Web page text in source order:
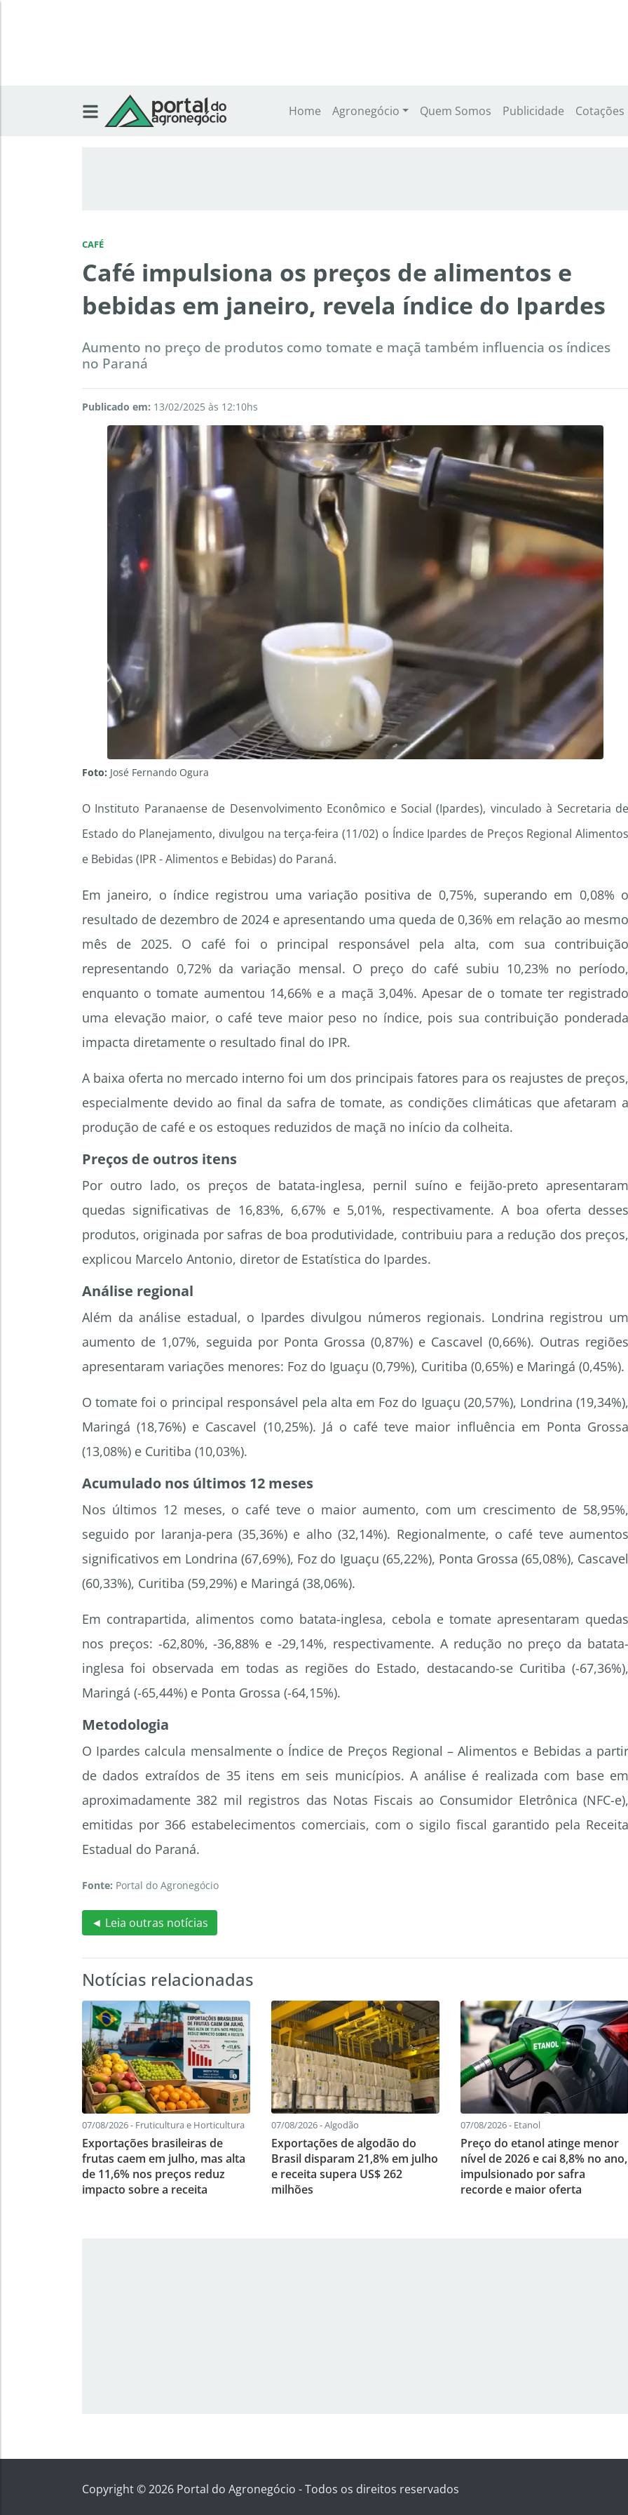
Home Agronegócio Quem Somos Publicidade Cotações
CAFÉ
Café impulsiona os preços de alimentos e
bebidas em janeiro, revela índice do Ipardes
Aumento no preço de produtos como tomate e maçã também influencia os índices
no Paraná
Publicado em: 13/02/2025 às 12:10hs
Foto: José Fernando Ogura
O Instituto Paranaense de Desenvolvimento Econômico e Social (Ipardes), vinculado à Secretaria de
Estado do Planejamento, divulgou na terça-feira (11/02) o Índice Ipardes de Preços Regional Alimentos
e Bebidas (IPR - Alimentos e Bebidas) do Paraná.
Em janeiro, o índice registrou uma variação positiva de 0,75%, superando em 0,08% o
resultado de dezembro de 2024 e apresentando uma queda de 0,36% em relação ao mesmo
mês de 2025. O café foi o principal responsável pela alta, com sua contribuição
representando 0,72% da variação mensal. O preço do café subiu 10,23% no período,
enquanto o tomate aumentou 14,66% e a maçã 3,04%. Apesar de o tomate ter registrado
uma elevação maior, o café teve maior peso no índice, pois sua contribuição ponderada
impacta diretamente o resultado final do IPR.
A baixa oferta no mercado interno foi um dos principais fatores para os reajustes de preços,
especialmente devido ao final da safra de tomate, as condições climáticas que afetaram a
produção de café e os estoques reduzidos de maçã no início da colheita.
Preços de outros itens
Por outro lado, os preços de batata-inglesa, pernil suíno e feijão-preto apresentaram
quedas significativas de 16,83%, 6,67% e 5,01%, respectivamente. A boa oferta desses
produtos, originada por safras de boa produtividade, contribuiu para a redução dos preços,
explicou Marcelo Antonio, diretor de Estatística do Ipardes.
Análise regional
Além da análise estadual, o Ipardes divulgou números regionais. Londrina registrou um
aumento de 1,07%, seguida por Ponta Grossa (0,87%) e Cascavel (0,66%). Outras regiões
apresentaram variações menores: Foz do Iguaçu (0,79%), Curitiba (0,65%) e Maringá (0,45%).
O tomate foi o principal responsável pela alta em Foz do Iguaçu (20,57%), Londrina (19,34%),
Maringá (18,76%) e Cascavel (10,25%). Já o café teve maior influência em Ponta Grossa
(13,08%) e Curitiba (10,03%).
Acumulado nos últimos 12 meses
Nos últimos 12 meses, o café teve o maior aumento, com um crescimento de 58,95%,
seguido por laranja-pera (35,36%) e alho (32,14%). Regionalmente, o café teve aumentos
significativos em Londrina (67,69%), Foz do Iguaçu (65,22%), Ponta Grossa (65,08%), Cascavel
(60,33%), Curitiba (59,29%) e Maringá (38,06%).
Em contrapartida, alimentos como batata-inglesa, cebola e tomate apresentaram quedas
nos preços: -62,80%, -36,88% e -29,14%, respectivamente. A redução no preço da batata-
inglesa foi observada em todas as regiões do Estado, destacando-se Curitiba (-67,36%),
Maringá (-65,44%) e Ponta Grossa (-64,15%).
Metodologia
O Ipardes calcula mensalmente o Índice de Preços Regional – Alimentos e Bebidas a partir
de dados extraídos de 35 itens em seis municípios. A análise é realizada com base em
aproximadamente 382 mil registros das Notas Fiscais ao Consumidor Eletrônica (NFC-e),
emitidas por 366 estabelecimentos comerciais, com o sigilo fiscal garantido pela Receita
Estadual do Paraná.
Fonte: Portal do Agronegócio
◄ Leia outras notícias
Notícias relacionadas
07/08/2026 - Fruticultura e Horticultura
Exportações brasileiras de
frutas caem em julho, mas alta
de 11,6% nos preços reduz
impacto sobre a receita
07/08/2026 - Algodão
Exportações de algodão do
Brasil disparam 21,8% em julho
e receita supera US$ 262
milhões
07/08/2026 - Etanol
Preço do etanol atinge menor
nível de 2026 e cai 8,8% no ano,
impulsionado por safra
recorde e maior oferta
Copyright © 2026 Portal do Agronegócio - Todos os direitos reservados